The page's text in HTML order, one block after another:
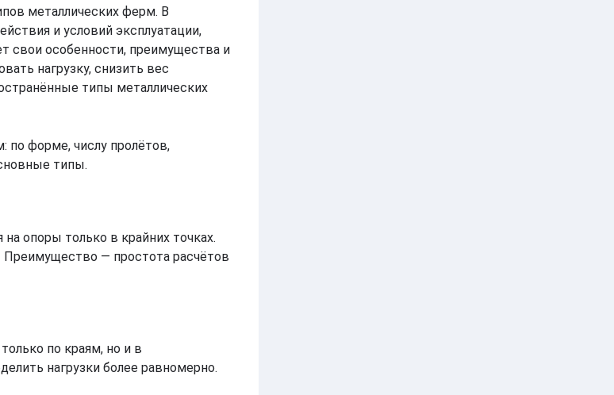
металлических ферм. В
и условий эксплуатации,
свои особенности, преимущества и
нагрузку, снизить вес
типы металлических
по форме, числу пролётов,
типы.
опоры только в крайних точках.
— простота расчётов
по краям, но и в
нагрузки более равномерно.